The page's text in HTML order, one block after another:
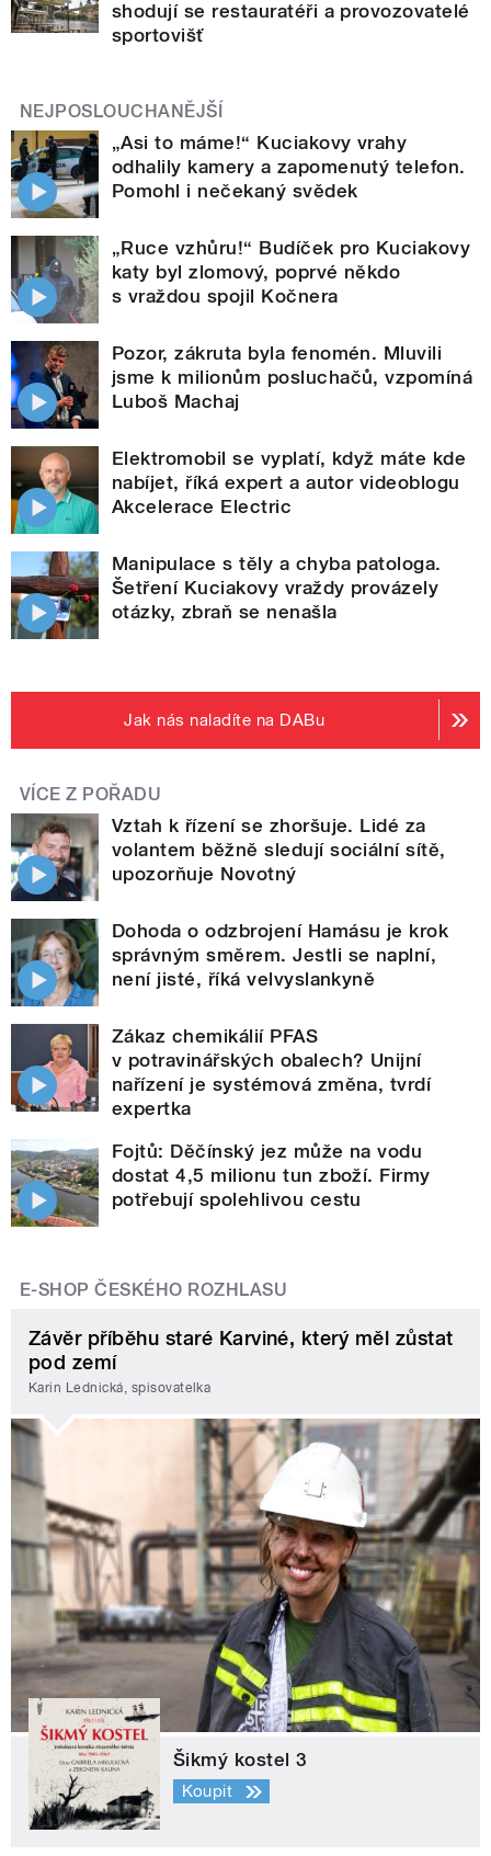
shodují se restauratéři a provozovatelé
sportovišť
NEJPOSLOUCHANĚJŠÍ
„Asi to máme!“ Kuciakovy vrahy
odhalily kamery a zapomenutý telefon.
Pomohl i nečekaný svědek
„Ruce vzhůru!“ Budíček pro Kuciakovy
katy byl zlomový, poprvé někdo
s vraždou spojil Kočnera
Pozor, zákruta byla fenomén. Mluvili
jsme k milionům posluchačů, vzpomíná
Luboš Machaj
Elektromobil se vyplatí, když máte kde
nabíjet, říká expert a autor videoblogu
Akcelerace Electric
Manipulace s těly a chyba patologa.
Šetření Kuciakovy vraždy provázely
otázky, zbraň se nenašla
Jak nás naladíte na DABu
VÍCE Z POŘADU
Vztah k řízení se zhoršuje. Lidé za
volantem běžně sledují sociální sítě,
upozorňuje Novotný
Dohoda o odzbrojení Hamásu je krok
správným směrem. Jestli se naplní,
není jisté, říká velvyslankyně
Zákaz chemikálií PFAS
v potravinářských obalech? Unijní
nařízení je systémová změna, tvrdí
expertka
Fojtů: Děčínský jez může na vodu
dostat 4,5 milionu tun zboží. Firmy
potřebují spolehlivou cestu
E-SHOP ČESKÉHO ROZHLASU
Závěr příběhu staré Karviné, který měl zůstat
pod zemí
Karin Lednická, spisovatelka
Šikmý kostel 3
Koupit